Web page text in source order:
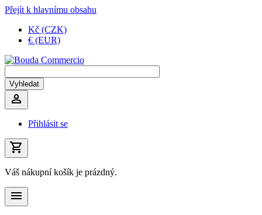
Přejít k hlavnímu obsahu
Kč (CZK)
€ (EUR)
Přihlásit se
Váš nákupní košík je prázdný.